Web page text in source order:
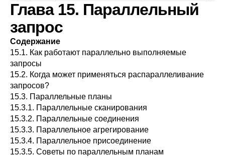
Глава 15. Параллельный
запрос
Содержание
15.1. Как работают параллельно выполняемые
запросы
15.2. Когда может применяться распараллеливание
запросов?
15.3. Параллельные планы
15.3.1. Параллельные сканирования
15.3.2. Параллельные соединения
15.3.3. Параллельное агрегирование
15.3.4. Параллельное присоединение
15.3.5. Советы по параллельным планам